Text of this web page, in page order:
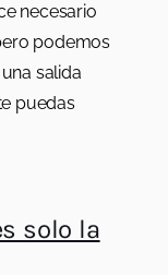
necesario
podemos
salida
puedas
solo la